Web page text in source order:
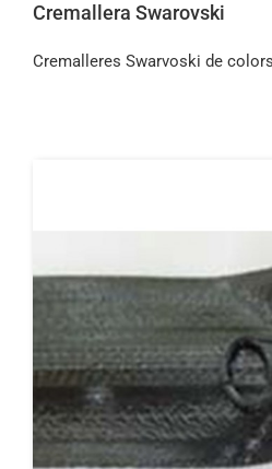
Cremallera Swarovski
Cremalleres Swarvoski de